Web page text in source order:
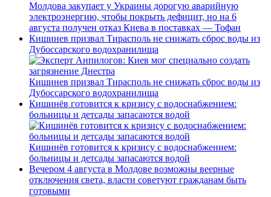
Молдова закупает у Украины дорогую аварийную
электроэнергию, чтобы покрыть дефицит, но на 6
августа получен отказ Киева в поставках — Тофан
Кишинев призвал Тирасполь не снижать сброс воды из
Дубоссарского водохранилища
Кишинев призвал Тирасполь не снижать сброс воды из
Дубоссарского водохранилища
Кишинёв готовится к кризису с водоснабжением:
больницы и детсады запасаются водой
Кишинёв готовится к кризису с водоснабжением:
больницы и детсады запасаются водой
Вечером 4 августа в Молдове возможны веерные
отключения света, власти советуют гражданам быть
готовыми